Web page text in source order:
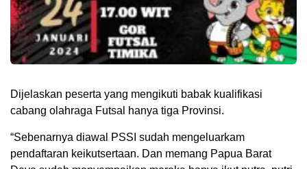
Dijelaskan peserta yang mengikuti babak kualifikasi
cabang olahraga Futsal hanya tiga Provinsi.
“Sebenarnya diawal PSSI sudah mengeluarkam
pendaftaran keikutsertaan. Dan memang Papua Barat